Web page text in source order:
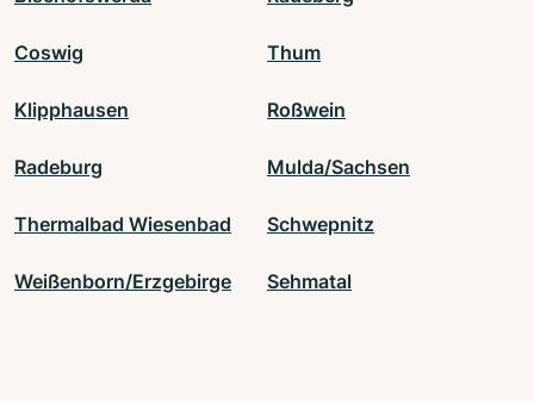
Coswig Thum
Klipphausen Roßwein
Radeburg Mulda/Sachsen
Thermalbad Wiesenbad Schwepnitz
Weißenborn/Erzgebirge Sehmatal